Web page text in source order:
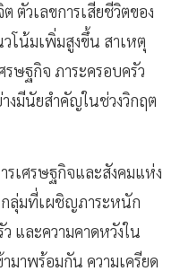
ตัวเลขการเสียชีวิตของ
โน้มเพิ่มสูงขึ้น สาเหตุ
รษฐกิจ ภาระครอบครัว
งมีนัยสำคัญในช่วงวิกฤต
รเศรษฐกิจและสังคมแห่ง
กลุ่มที่เผชิญภาระหนัก
และความคาดหวังใน
มาพร้อมกัน ความเครียด